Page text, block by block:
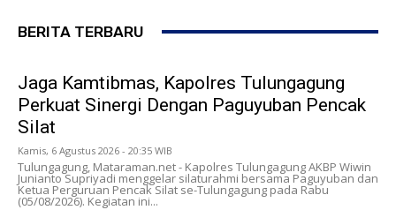
BERITA TERBARU
Jaga Kamtibmas, Kapolres Tulungagung
Perkuat Sinergi Dengan Paguyuban Pencak
Silat
Kamis, 6 Agustus 2026 - 20:35 WIB
Tulungagung, Mataraman.net - Kapolres Tulungagung AKBP Wiwin
Junianto Supriyadi menggelar silaturahmi bersama Paguyuban dan
Ketua Perguruan Pencak Silat se-Tulungagung pada Rabu
(05/08/2026). Kegiatan ini...